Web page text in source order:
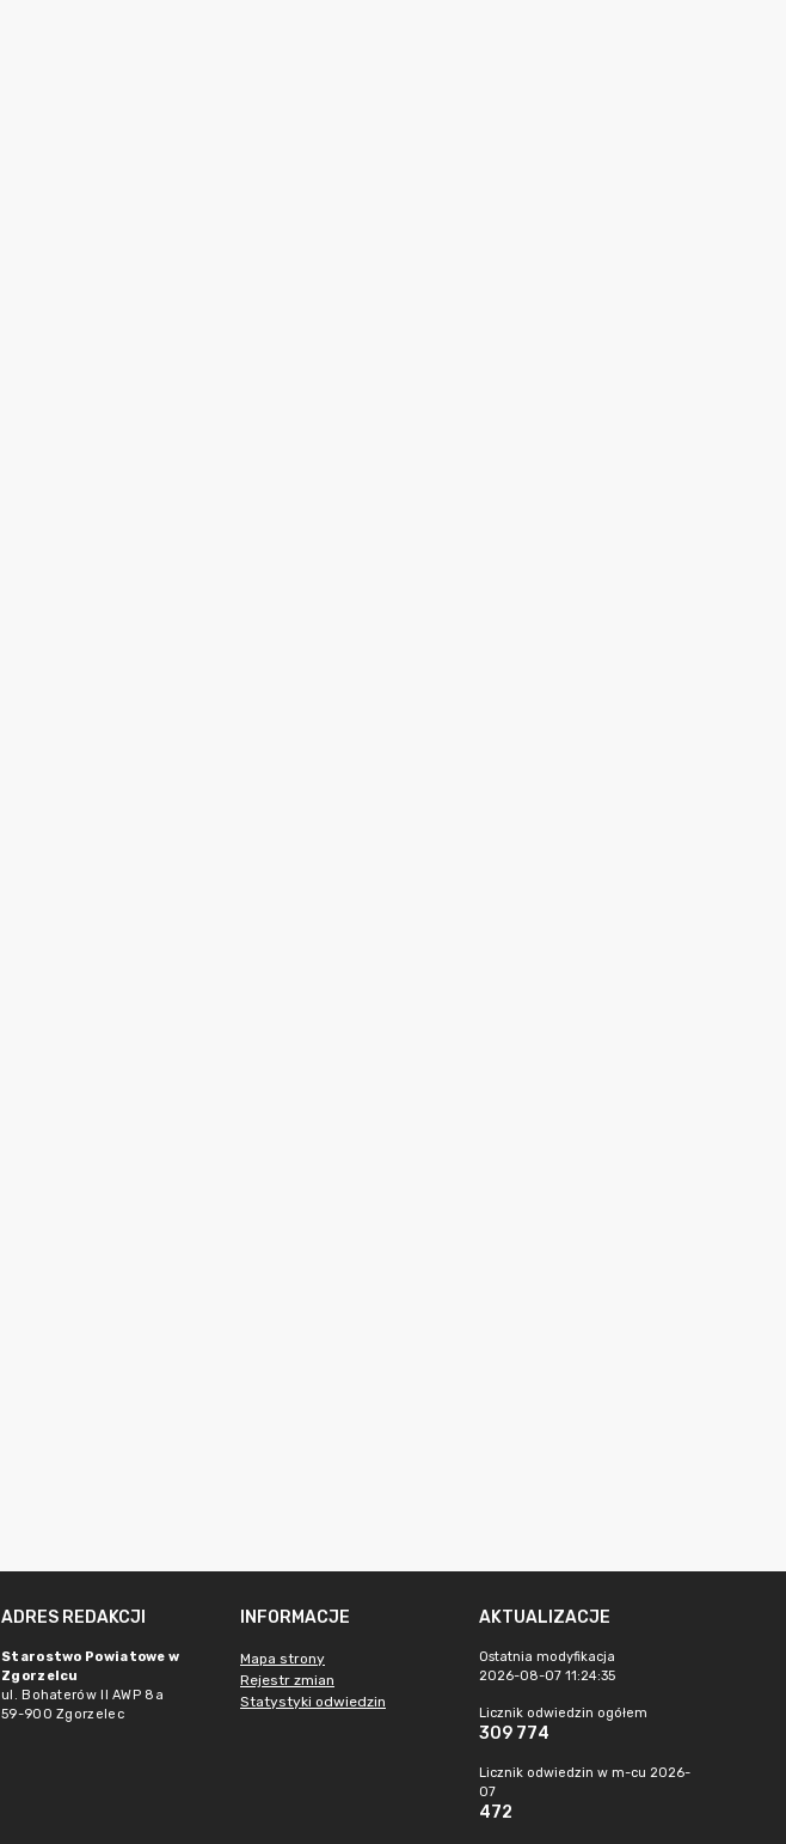
ADRES REDAKCJI
Starostwo Powiatowe w
Zgorzelcu
ul. Bohaterów II AWP 8a
59-900 Zgorzelec
INFORMACJE
Mapa strony
Rejestr zmian
Statystyki odwiedzin
AKTUALIZACJE
Ostatnia modyfikacja
2026-08-07 11:24:35
Licznik odwiedzin ogółem
309 774
Licznik odwiedzin w m-cu 2026-
07
472